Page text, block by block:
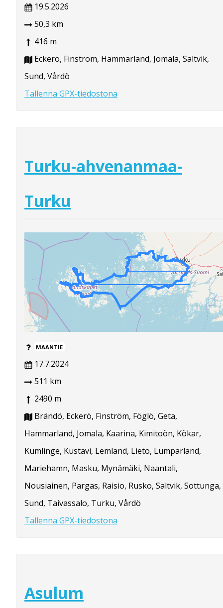
19.5.2026
50,3 km
416 m
Eckerö, Finström, Hammarland, Jomala, Saltvik,
Sund, Vårdö
Tallenna GPX-tiedostona
Turku-ahvenanmaa-
Turku
MAANTIE
17.7.2024
511 km
2490 m
Brändö, Eckerö, Finström, Föglö, Geta,
Hammarland, Jomala, Kaarina, Kimitoön, Kökar,
Kumlinge, Kustavi, Lemland, Lieto, Lumparland,
Mariehamn, Masku, Mynämäki, Naantali,
Nousiainen, Pargas, Raisio, Rusko, Saltvik, Sottunga,
Sund, Taivassalo, Turku, Vårdö
Tallenna GPX-tiedostona
Asulum